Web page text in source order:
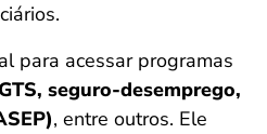
para acessar programas
seguro-desemprego,
, entre outros. Ele